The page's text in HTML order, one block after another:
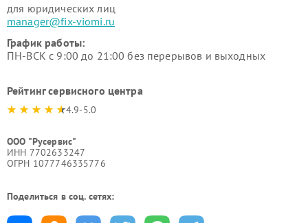
для юридических лиц
manager@fix-viomi.ru
График работы:
ПН-ВСК с 9:00 до 21:00 без перерывов и выходных
Рейтинг сервисного центра
4.9-5.0
ООО "Русервис"
ИНН 7702633247
ОГРН 1077746335776
Поделиться в соц. сетях: